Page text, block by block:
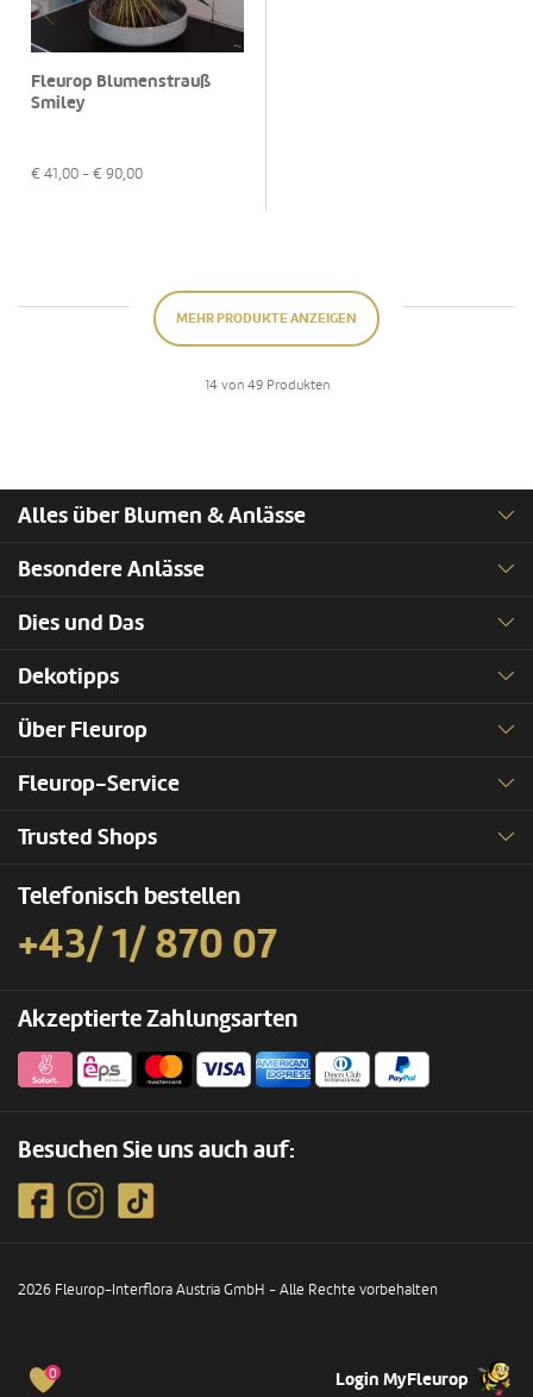
0 Login MyFleurop
Fleurop Blumenstrauß
Smiley
€ 41,00 - € 90,00
MEHR PRODUKTE ANZEIGEN
14 von 49 Produkten
Alles über Blumen & Anlässe
Besondere Anlässe
Dies und Das
Dekotipps
Über Fleurop
Fleurop-Service
Trusted Shops
Telefonisch bestellen
+43/ 1/ 870 07
Akzeptierte Zahlungsarten
Besuchen Sie uns auch auf:
2026 Fleurop-Interflora Austria GmbH - Alle Rechte vorbehalten